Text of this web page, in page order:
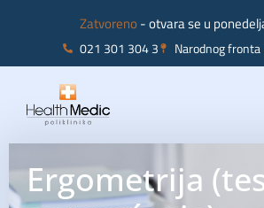
021 301 304 3 Narodnog fronta
Zatvoreno- otvara se u
Ergometrija